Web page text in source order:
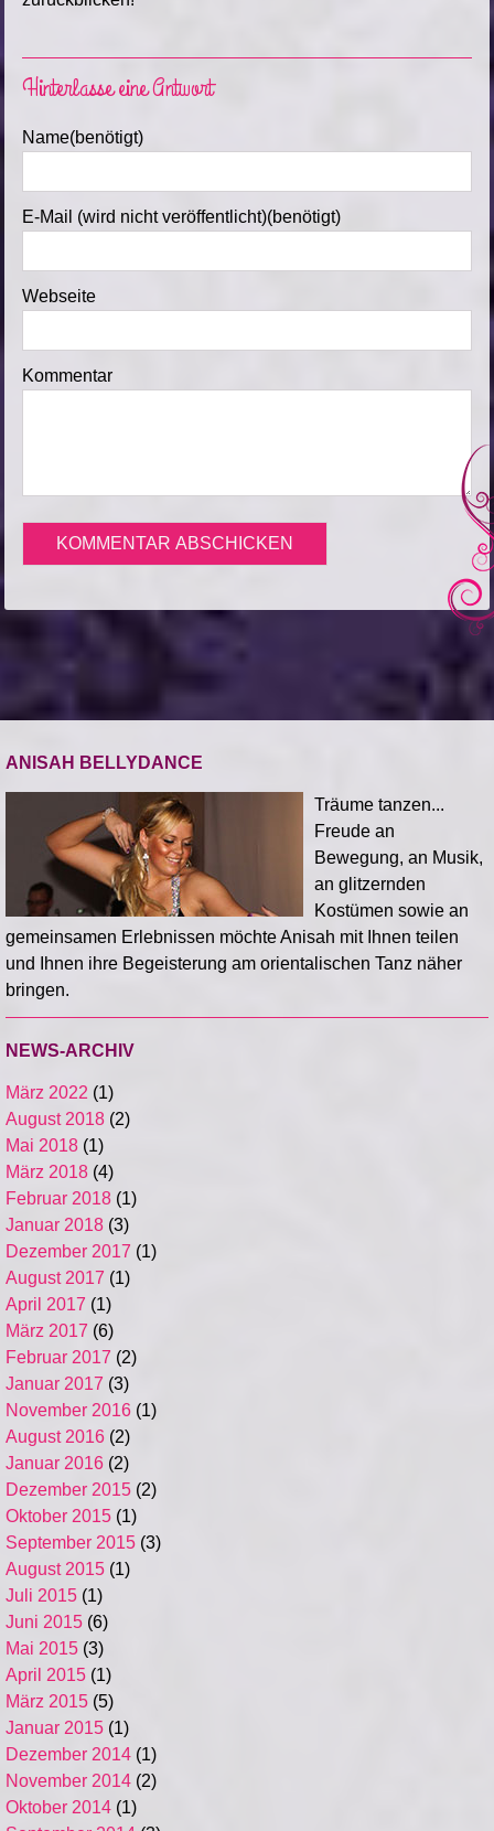
Hinterlasse eine Antwort
Name(benötigt)
E-Mail (wird nicht veröffentlicht)(benötigt)
Webseite
Kommentar
ANISAH BELLYDANCE
Träume tanzen...
Freude an
Bewegung, an Musik,
an glitzernden
Kostümen sowie an
gemeinsamen Erlebnissen möchte Anisah mit Ihnen teilen
und Ihnen ihre Begeisterung am orientalischen Tanz näher
bringen.
NEWS-ARCHIV
März 2022 (1)
August 2018 (2)
Mai 2018 (1)
März 2018 (4)
Februar 2018 (1)
Januar 2018 (3)
Dezember 2017 (1)
August 2017 (1)
April 2017 (1)
März 2017 (6)
Februar 2017 (2)
Januar 2017 (3)
November 2016 (1)
August 2016 (2)
Januar 2016 (2)
Dezember 2015 (2)
Oktober 2015 (1)
September 2015 (3)
August 2015 (1)
Juli 2015 (1)
Juni 2015 (6)
Mai 2015 (3)
April 2015 (1)
März 2015 (5)
Januar 2015 (1)
Dezember 2014 (1)
November 2014 (2)
Oktober 2014 (1)